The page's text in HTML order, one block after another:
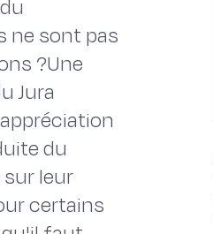
ne sont pas
?Une
Jura
du
leur
certains